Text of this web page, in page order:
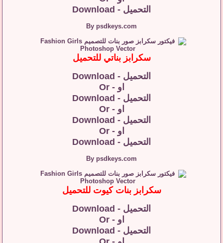
التحميل - Download
By psdkeys.com
سكرابز بناتي للتحميل
التحميل - Download
او - Or
التحميل - Download
او - Or
التحميل - Download
او - Or
التحميل - Download
By psdkeys.com
سكرابز بنات كيوت للتحميل
التحميل - Download
او - Or
التحميل - Download